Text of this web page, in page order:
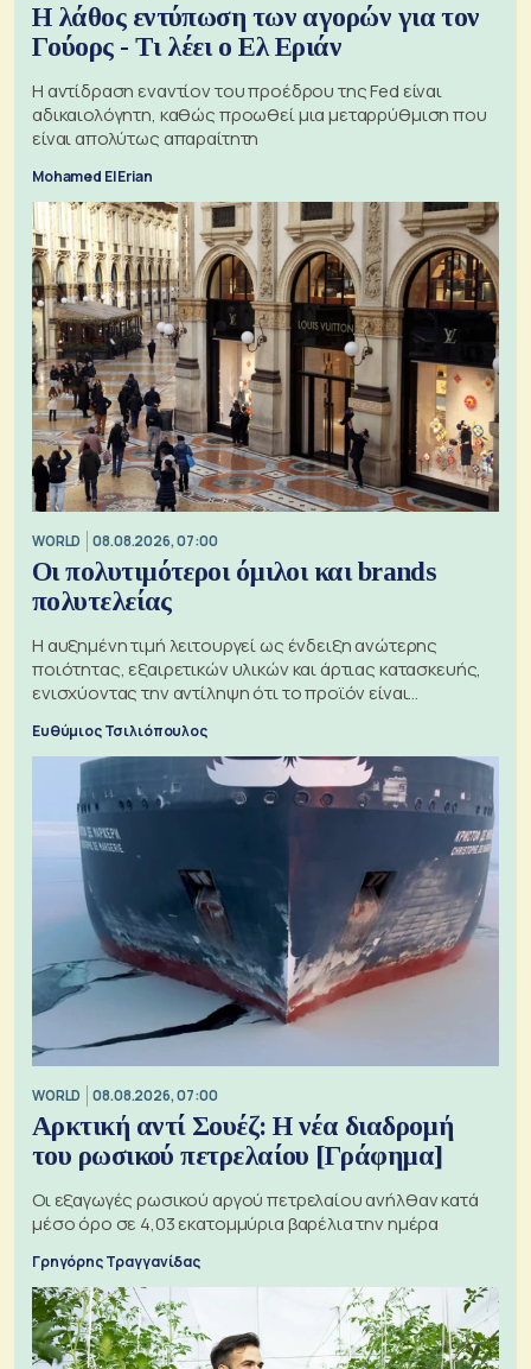
Η λάθος εντύπωση των αγορών για τον
Γούορς - Τι λέει ο Ελ Εριάν
Η αντίδραση εναντίον του προέδρου της Fed είναι
αδικαιολόγητη, καθώς προωθεί μια μεταρρύθμιση που
είναι απολύτως απαραίτητη
Mohamed El Erian
WORLD 08.08.2026, 07:00
Οι πολυτιμότεροι όμιλοι και brands
πολυτελείας
Η αυξημένη τιμή λειτουργεί ως ένδειξη ανώτερης
ποιότητας, εξαιρετικών υλικών και άρτιας κατασκευής,
ενισχύοντας την αντίληψη ότι το προϊόν είναι
Ευθύμιος Τσιλιόπουλος
WORLD 08.08.2026, 07:00
Αρκτική αντί Σουέζ: Η νέα διαδρομή
του ρωσικού πετρελαίου [Γράφημα]
Οι εξαγωγές ρωσικού αργού πετρελαίου ανήλθαν κατά
μέσο όρο σε 4,03 εκατομμύρια βαρέλια την ημέρα
Γρηγόρης Τραγγανίδας